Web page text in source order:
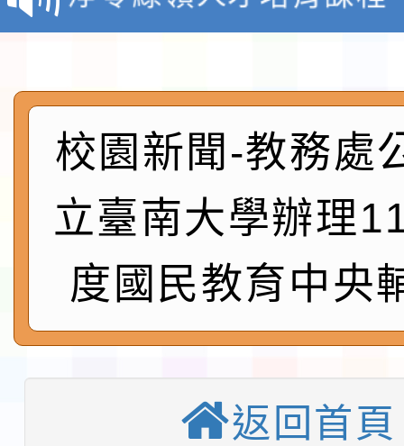
檢送桃園市115學年度
及師生本土語及新住民
實施要點各1份
115年食農教育專業人
程
函轉國家通訊傳播委員
鎮韌性（防空）演習－
速演練執行計畫」
「115年金融知識線上
第3次招考代課鐘點教
告(不再辦理後續甄選)
檢送「桃園市115學年
賽實施要點」1份
程安排一案
「桃園市補助參觀特色
校園新聞-教務處
立臺南大學辦理
度國民教育中央
返回首頁